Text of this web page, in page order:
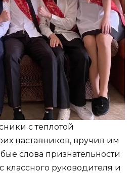
с теплотой
наставников, вручив им
слова признательности
классного руководителя и